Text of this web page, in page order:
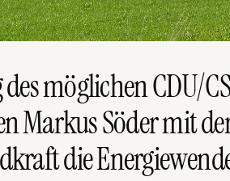
möglichen CDU/
Markus Söder mit
die